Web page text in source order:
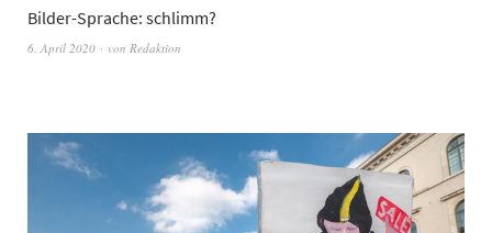
Bilder-Sprache: schlimm?
6. April 2020 von Redaktion